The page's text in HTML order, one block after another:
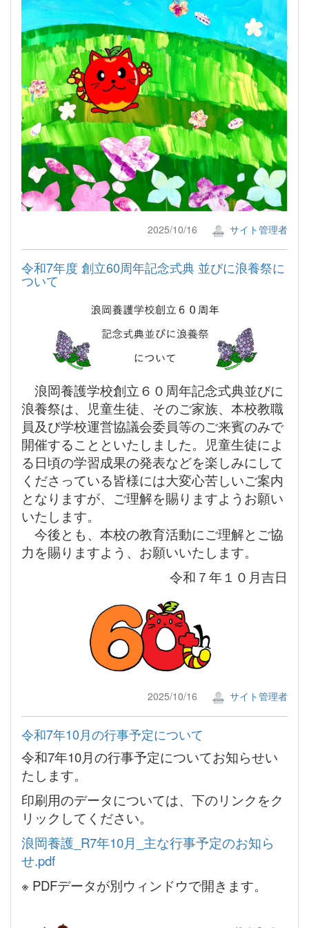
2025/10/16 サイト管理者
令和7年度 創立60周年記念式典 並びに浪養祭に
ついて
浪岡養護学校創立６０周年記念式典並びに
浪養祭は、児童生徒、そのご家族、本校教職
員及び学校運営協議会委員等のご来賓のみで
開催することといたしました。児童生徒によ
る日頃の学習成果の発表などを楽しみにして
くださっている皆様には大変心苦しいご案内
となりますが、ご理解を賜りますようお願い
いたします。
今後とも、本校の教育活動にご理解とご協
力を賜りますよう、お願いいたします。
令和７年１０月吉日
2025/10/16 サイト管理者
令和7年10月の行事予定について
令和7年10月の行事予定についてお知らせい
たします。
印刷用のデータについては、下のリンクをク
リックしてください。
浪岡養護_R7年10月_主な行事予定のお知ら
せ.pdf
※ PDFデータが別ウィンドウで開きます。